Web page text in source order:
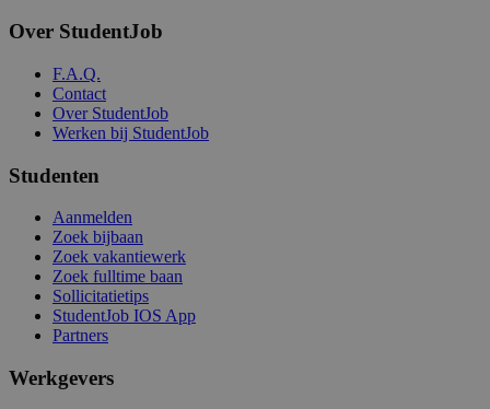
Over StudentJob
F.A.Q.
Contact
Over StudentJob
Werken bij StudentJob
Studenten
Aanmelden
Zoek bijbaan
Zoek vakantiewerk
Zoek fulltime baan
Sollicitatietips
StudentJob IOS App
Partners
Werkgevers